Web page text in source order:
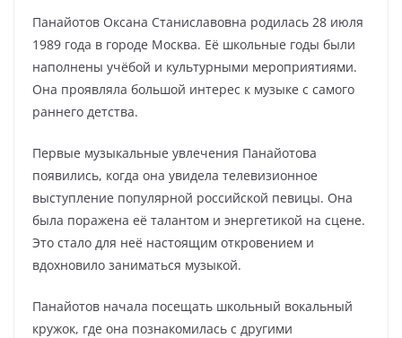
Панайотов Оксана Станиславовна родилась 28 июля
1989 года в городе Москва. Её школьные годы были
наполнены учёбой и культурными мероприятиями.
Она проявляла большой интерес к музыке с самого
раннего детства.
Первые музыкальные увлечения Панайотова
появились, когда она увидела телевизионное
выступление популярной российской певицы. Она
была поражена её талантом и энергетикой на сцене.
Это стало для неё настоящим откровением и
вдохновило заниматься музыкой.
Панайотов начала посещать школьный вокальный
кружок, где она познакомилась с другими